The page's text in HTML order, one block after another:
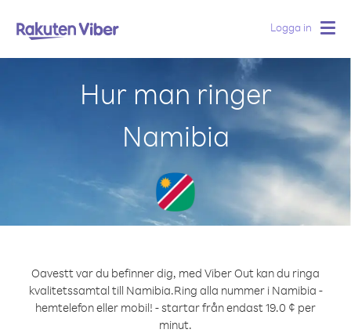
Logga in
Hur man ringer
Namibia
Oavestt var du befinner dig, med Viber Out kan du ringa
kvalitetssamtal till Namibia.Ring alla nummer i Namibia -
hemtelefon eller mobil! - startar från endast 19.0 ¢ per
minut.